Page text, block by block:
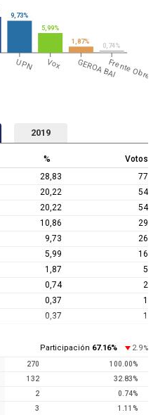
UPN Vox GEROA BAIFrente Obrero
9,73%
5,99%
1,87%
0,74%
2019
% Votos
28,83 77
20,22 54
20,22 54
10,86 29
9,73 26
5,99 16
1,87 5
0,74 2
0,37 1
0,37 1
Participación 67.16% 2.9 %
270 100.00%
132 32.83%
2 0.74%
3 1.11 %